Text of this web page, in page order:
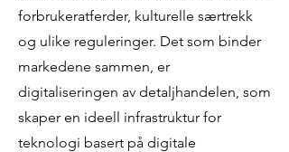
forbrukeratferder, kulturelle særtrekk
og ulike reguleringer. Det som binder
markedene sammen, er
digitaliseringen av detaljhandelen, som
skaper en ideell infrastruktur for
teknologi basert på digitale